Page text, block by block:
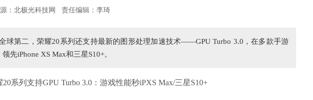
：北极光科技网 责任编辑：李琦
球第二，荣耀20系列还支持最新的图形处理加速技术——GPU Turbo 3.0，在多款手游
先iPhone XS Max和三星S10+。